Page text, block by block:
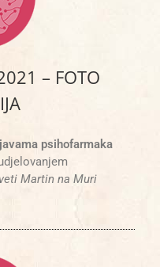
– FOTO
psihofarmaka
Martin na Muri